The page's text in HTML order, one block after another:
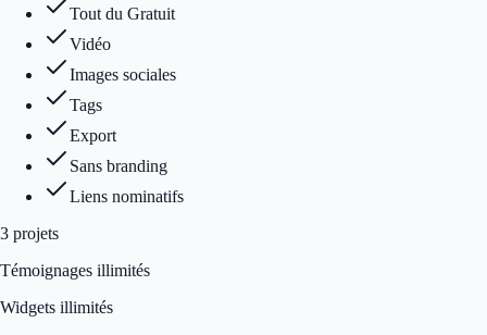
Tout du Gratuit
Vidéo
Images sociales
Tags
Export
Sans branding
Liens nominatifs
3 projets
Témoignages illimités
Widgets illimités